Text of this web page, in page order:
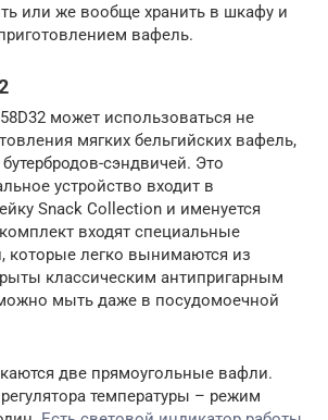
или же вообще хранить в шкафу и
вафель.
может использоваться не
мягких бельгийских вафель,
сэндвичей. Это
устройство входит в
Snack Collection и именуется
входят специальные
которые легко вынимаются из
классическим антипригарным
мыть даже в посудомоечной
две прямоугольные вафли.
температуры – режим